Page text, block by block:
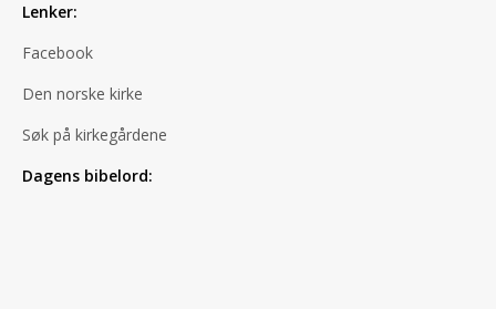
Lenker:
Facebook
Den norske kirke
Søk på kirkegårdene
Dagens bibelord: